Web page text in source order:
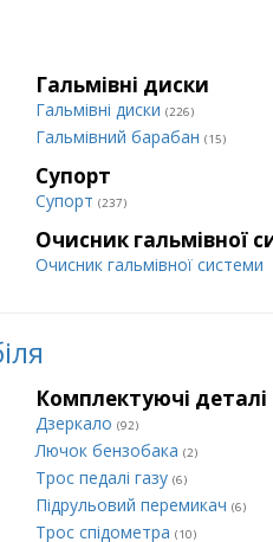
Гальмівні диски
Гальмівні диски (226)
Гальмівний барабан (15)
Супорт
Супорт (237)
Очисник гальмівної
Очисник гальмівної системи
Комплектуючі деталі
Дзеркало (92)
Лючок бензобака (2)
Трос педалі газу (6)
Підрульовий перемикач (6)
Трос спідометра (10)